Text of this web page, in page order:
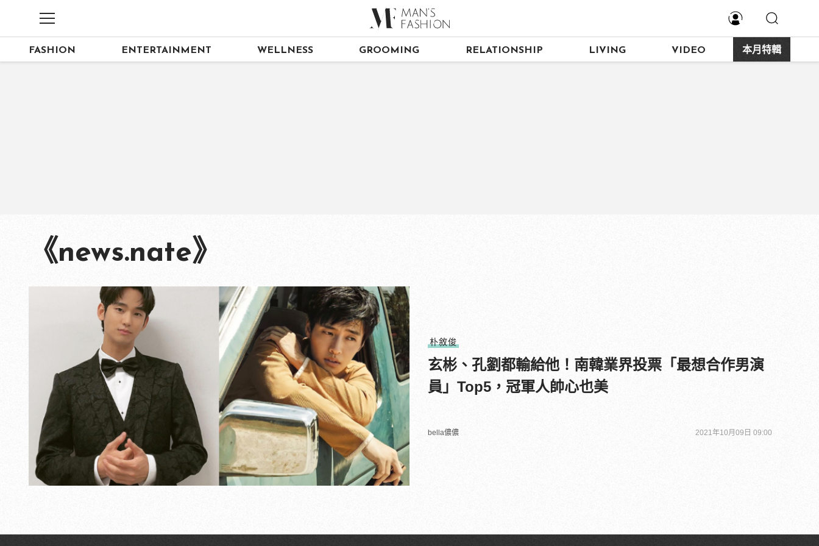
FASHION ENTERTAINMENT WELLNESS GROOMING RELATIONSHIP LIVING VIDEO 本月特輯
《news.nate》
朴敘俊
玄彬、孔劉都輸給他！南韓業界投票「最想合作男演
員」Top5，冠軍人帥心也美
bella儂儂 2021年10月09日 09:00